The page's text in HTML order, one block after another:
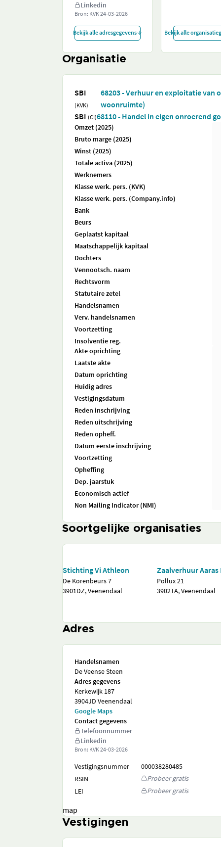
Linkedin
Bron: KVK24-03-2026
Bekijk alle adresgegevens Bekijk alle
Organisatie
SBI
(KVK)
68203 - Verhuur en exploitatie van
woonruimte)
SBI (CI)68110 - Handel in eigen onroerend
Omzet (2025)
Bruto marge (2025)
Winst (2025)
Totale activa (2025)
Werknemers
Klasse werk. pers. (KVK)
Klasse werk. pers. (Company.info)
Bank
Beurs
Geplaatst kapitaal
Maatschappelijk kapitaal
Dochters
Vennootsch. naam
Rechtsvorm
Statutaire zetel
Handelsnamen
Verv. handelsnamen
Voortzetting
Insolventie reg.
Akte oprichting
Laatste akte
Datum oprichting
Huidig adres
Vestigingsdatum
Reden inschrijving
Reden uitschrijving
Reden opheff.
Datum eerste inschrijving
Voortzetting
Opheffing
Dep. jaarstuk
Economisch actief
Non Mailing Indicator (NMI)
Soortgelijke organisaties
Stichting Vi Athleon
De Korenbeurs 7
3901DZ, Veenendaal
Zaalverhuur Aaras
Pollux 21
3902TA, Veenendaal
Adres
Handelsnamen
De Veense Steen
Adres gegevens
Kerkewijk 187
3904JD Veenendaal
Google Maps
Contact gegevens
Telefoonnummer
Linkedin
Bron: KVK24-03-2026
Vestigingsnummer
000038280485
RSIN
Probeer gratis
LEI
Probeer gratis
map
Vestigingen